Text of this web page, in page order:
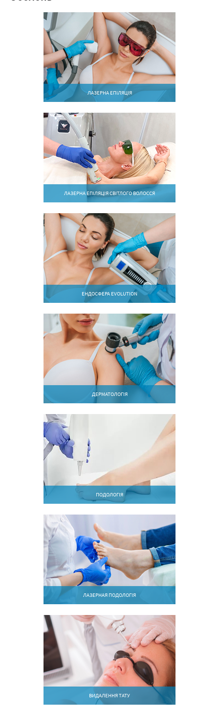
ЛАЗЕРНА ЕПІЛЯЦІЯ
ЛАЗЕРНА ЕПІЛЯЦІЯ СВІТЛОГО ВОЛОССЯ
ЕНДОСФЕРА EVOLUTION
ДЕРМАТОЛОГІЯ
ПОДОЛОГІЯ
ЛАЗЕРНАЯ ПОДОЛОГІЯ
ВИДАЛЕННЯ ТАТУ